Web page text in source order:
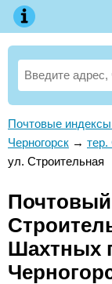
Почтовые
Черногорск →
ул. Строительная
Шахтных